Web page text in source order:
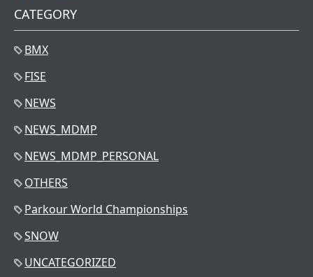
CATEGORY
BMX
FISE
NEWS
NEWS_MDMP
NEWS_MDMP_PERSONAL
OTHERS
Parkour World Championships
SNOW
UNCATEGORIZED